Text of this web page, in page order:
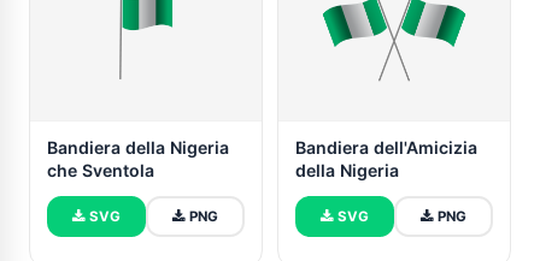
Bandiera della Nigeria
che Sventola
SVG PNG
Bandiera dell'Amicizia
della Nigeria
SVG PNG